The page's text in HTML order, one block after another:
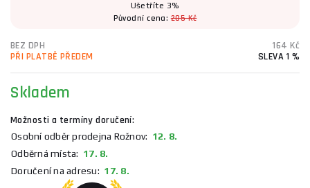
Ušetříte 3%
Původní cena:205 Kč
BEZ DPH
164 Kč
PŘI PLATBĚ PŘEDEM
SLEVA 1 %
Skladem
Možnosti a termíny doručení:
Osobní odběr prodejna Rožnov: 12. 8.
Odběrná místa: 17. 8.
Doručení na adresu: 17. 8.